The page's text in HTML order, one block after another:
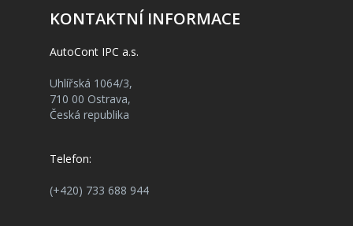
KONTAKTNÍ INFORMACE
AutoCont IPC a.s.
Uhlířská 1064/3,
710 00 Ostrava,
Česká republika
Telefon:
(+420) 733 688 944